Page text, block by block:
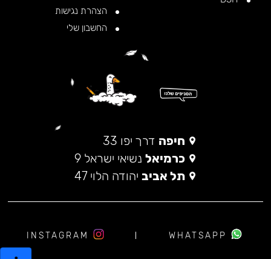
הצהרת נגישות
החשבון שלי
חיפה דרך יפו 33
כרמיאל נשיאי ישראל 9
תל אביב יהודה הלוי 47
WHATSAPP
INSTAGRAM